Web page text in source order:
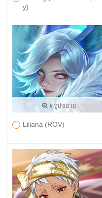
y)
ดูรูปขยาย
Liliana (ROV)